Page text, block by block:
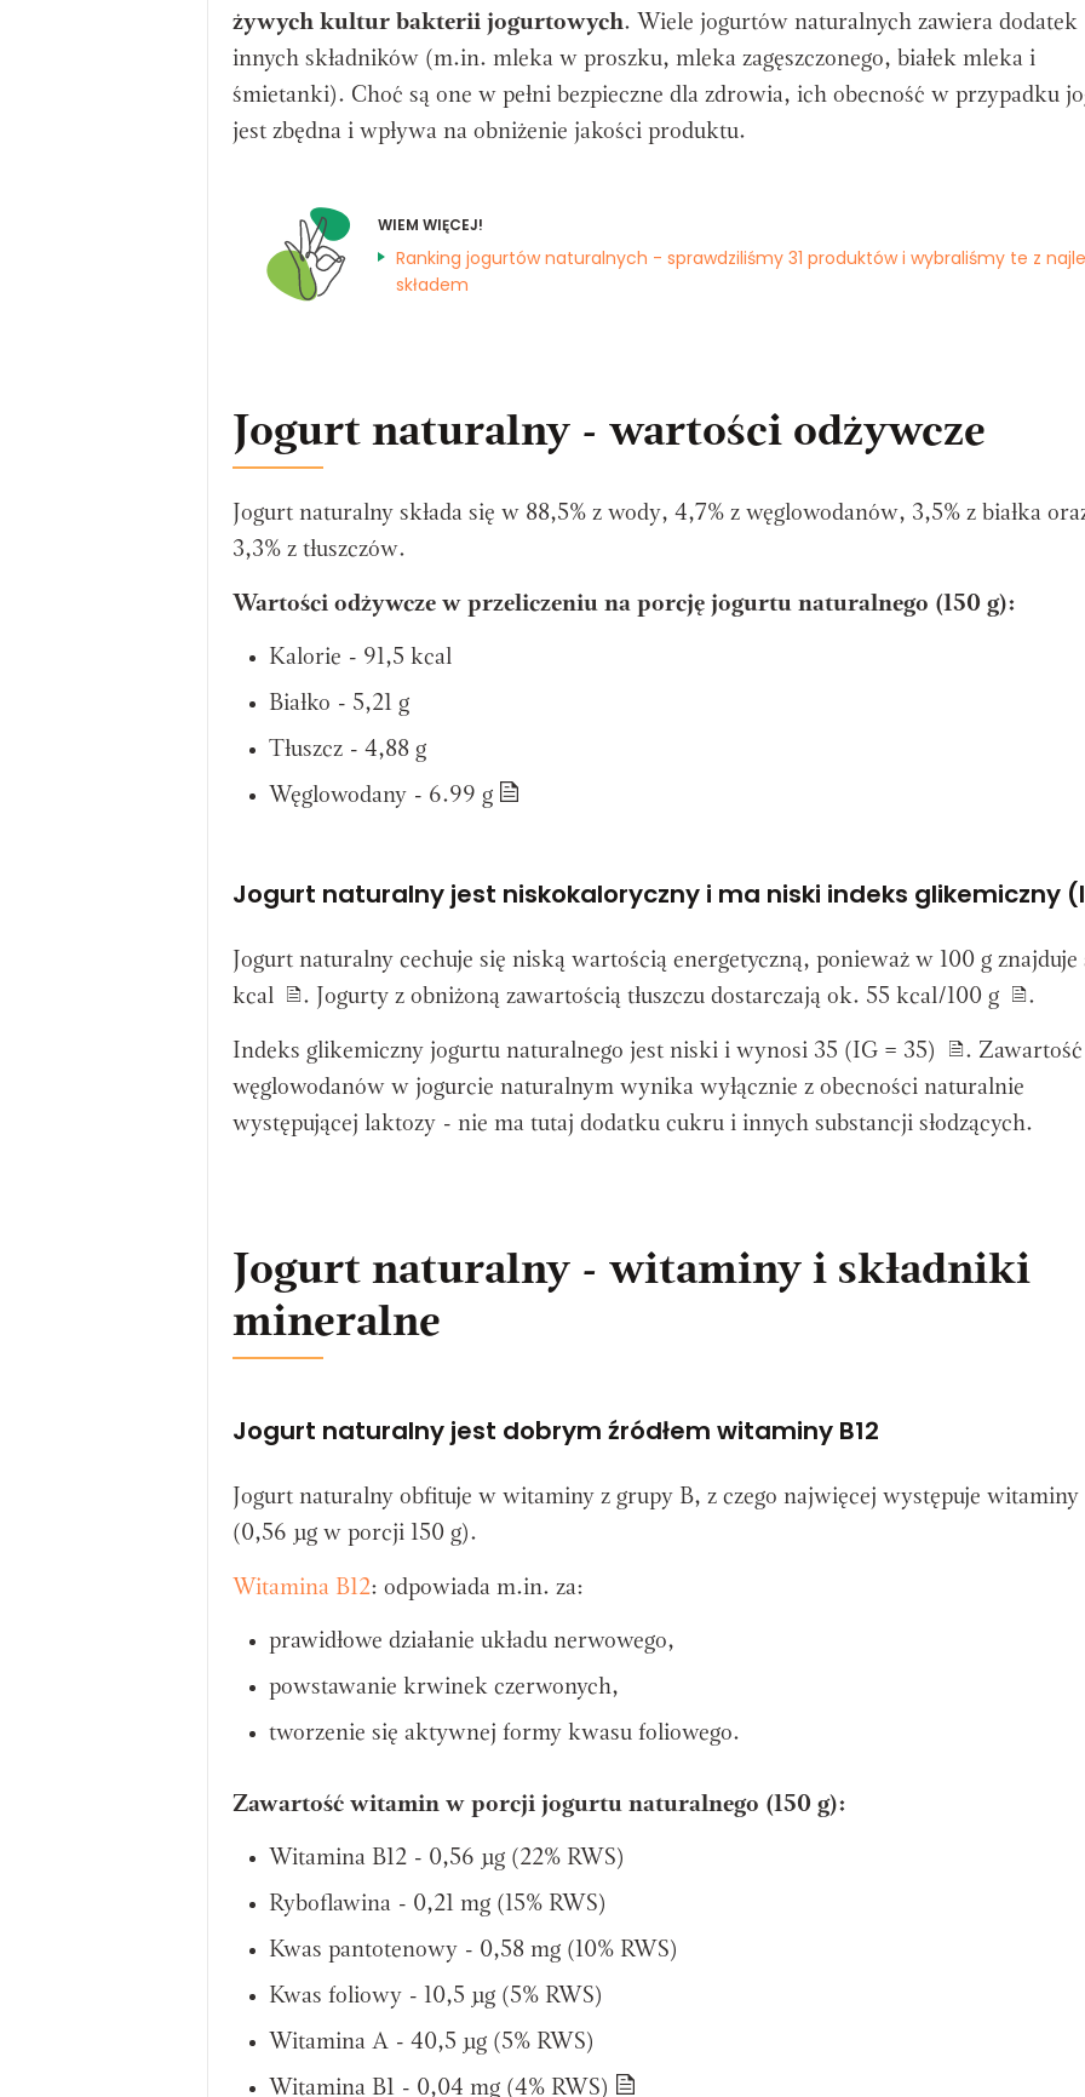
żywych kultur bakterii jogurtowych. Wiele jogurtów naturalnych zawiera dodatek
innych składników (m.in. mleka w proszku, mleka zagęszczonego, białek mleka i
śmietanki). Choć są one w pełni bezpieczne dla zdrowia, ich obecność w przypadku
jest zbędna i wpływa na obniżenie jakości produktu.
WIEM WIĘCEJ!
Ranking jogurtów naturalnych - sprawdziliśmy 31 produktów i wybraliśmy te z
składem
Jogurt naturalny - wartości odżywcze
Jogurt naturalny składa się w 88,5% z wody, 4,7% z węglowodanów, 3,5% z białka
3,3% z tłuszczów.
Wartości odżywcze w przeliczeniu na porcję jogurtu naturalnego (150 g):
Kalorie - 91,5 kcal
Białko - 5,21 g
Tłuszcz - 4,88 g
Węglowodany - 6.99 g
Jogurt naturalny jest niskokaloryczny i ma niski indeks glikemiczny
Jogurt naturalny cechuje się niską wartością energetyczną, ponieważ w 100 g znajduje
kcal
. Jogurty z obniżoną zawartością tłuszczu dostarczają ok. 55 kcal/100 g .
Indeks glikemiczny jogurtu naturalnego jest niski i wynosi 35 (IG = 35)
. Zawartość
węglowodanów w jogurcie naturalnym wynika wyłącznie z obecności naturalnie
występującej laktozy - nie ma tutaj dodatku cukru i innych substancji słodzących.
Jogurt naturalny - witaminy i składniki
mineralne
Jogurt naturalny jest dobrym źródłem witaminy B12
Jogurt naturalny obfituje w witaminy z grupy B, z czego najwięcej występuje witaminy
(0,56 µg w porcji 150 g).
Witamina B12: odpowiada m.in. za:
prawidłowe działanie układu nerwowego,
powstawanie krwinek czerwonych,
tworzenie się aktywnej formy kwasu foliowego.
Zawartość witamin w porcji jogurtu naturalnego (150 g):
Witamina B12 - 0,56 µg (22% RWS)
Ryboflawina - 0,21 mg (15% RWS)
Kwas pantotenowy - 0,58 mg (10% RWS)
Kwas foliowy - 10,5 µg (5% RWS)
Witamina A - 40,5 µg (5% RWS)
Witamina B1 - 0,04 mg (4% RWS)